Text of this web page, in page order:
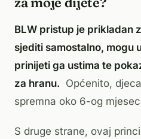
BLW pristup je prikladan
sjediti samostalno, mogu
prinijeti ga ustima te
za hranu. Općenito,
spremna oko 6-og
S druge strane, ovaj